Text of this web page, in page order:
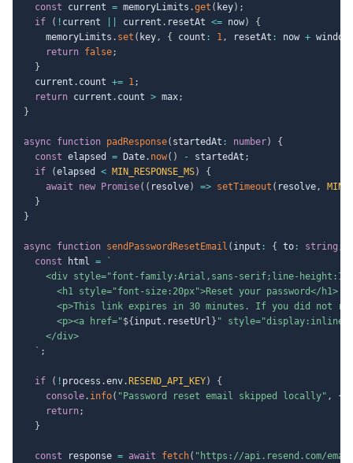
const current = memoryLimits .get ( key) ;
if
( ! current current . resetAt <= now)
{
    memoryLimits
. set ( key, { count : 1, resetAt : now +
return false;
}
  current
. count += 1;
return current . count > max;
}
async function padResponse( startedAt : number)
{
const elapsed = Date. now( ) - startedAt ;
if
(elapsed < MIN_RESPONSE_MS)
{
await
new Promise( ( resolve) => setTimeout ( resolve,
}
}
async function sendPasswordResetEmail ( input : { to : string ;
const html =
`
<div style="font-family:Arial,sans-serif;line-
      <h1 style="font-size:20px">Reset your password</h1>
<p>This link expires in 30 minutes. If you did not
      <p><a href="
${ input . resetUrl } " style="display:inline-
    </div>
` ;
if ( ! process .env. RESEND_API_KEY)
{
console. info( "Password reset email skipped locally" , {
return;
}
const response = await fetch( "https://api.resend.com/